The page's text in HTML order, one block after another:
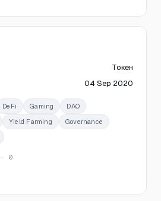
Токен
04 Sep 2020
DeFi Gaming
DAO
Yield Farming
Governance
· 0